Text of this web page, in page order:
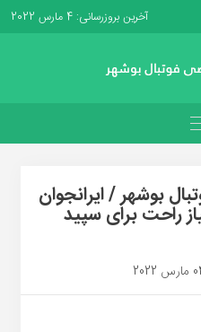
آخرین بروزرسانی: 4 مارس 2022
بوشهر / ایرانجوان
راحت برای سپید